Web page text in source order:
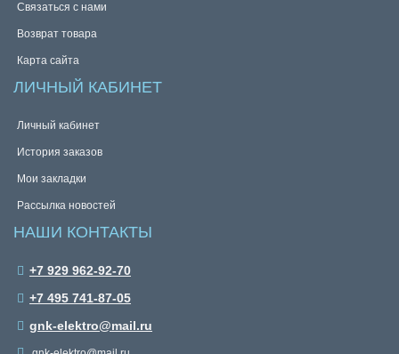
Связаться с нами
Возврат товара
Карта сайта
ЛИЧНЫЙ КАБИНЕТ
Личный кабинет
История заказов
Мои закладки
Рассылка новостей
НАШИ КОНТАКТЫ
+7 929 962-92-70
+7 495 741-87-05
gnk-elektro@mail.ru